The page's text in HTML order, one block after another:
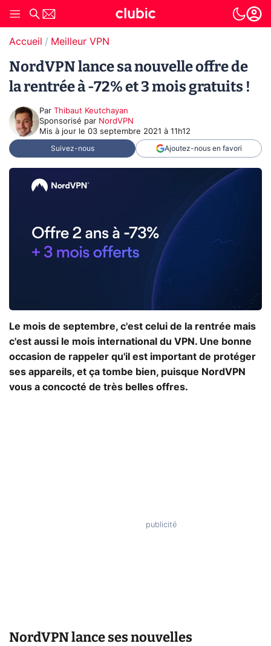
Accueil Meilleur VPN
NordVPN lance sa nouvelle offre de
la rentrée à -72% et 3 mois gratuits !
Par Thibaut Keutchayan
sponsorisé par NordVPN
Mis à jour le 03 septembre 2021 à 11h12
Suivez-nous Ajoutez-nous en favori
Le mois de septembre, c'est celui de la rentrée mais
c'est aussi le mois international du VPN. Une bonne
occasion de rappeler qu'il est important de protéger
ses appareils, et ça tombe bien, puisque NordVPN
vous a concocté de très belles offres.
NordVPN lance ses nouvelles